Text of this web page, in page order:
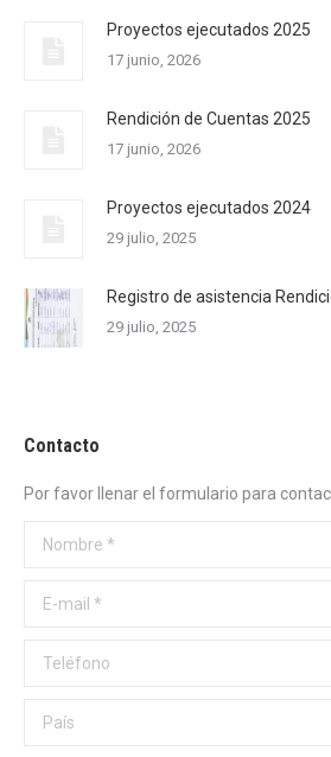
Proyectos ejecutados 2025
17 junio, 2026
Rendición de Cuentas 2025
17 junio, 2026
Proyectos ejecutados 2024
29 julio, 2025
Registro de asistencia
29 julio, 2025
Contacto
Por favor llenar el formulario para
Nombre *
E-mail *
Teléfono
País